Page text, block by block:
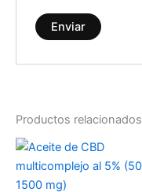
Productos relacionados